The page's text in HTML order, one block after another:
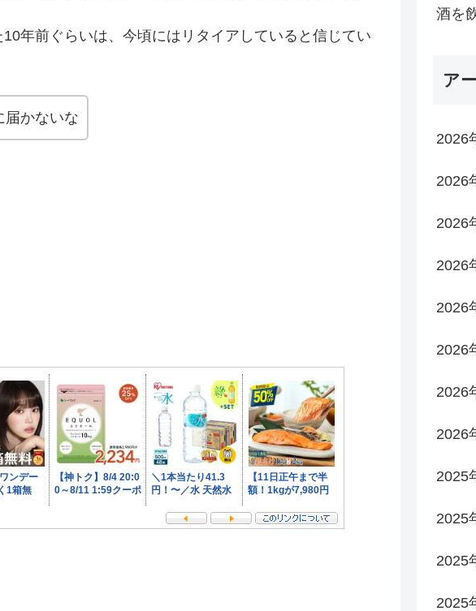
年前ぐらいは、今頃にはリタイアしていると信じてい
届かないな
酒を
ア
2026
2026
2026
2026
2026
2026
2026
2026
2025
2025
2025
2025